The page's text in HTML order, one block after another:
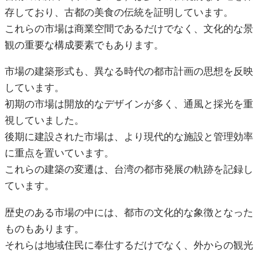
存しており、古都の美食の伝統を証明しています。
これらの市場は商業空間であるだけでなく、文化的な景
観の重要な構成要素でもあります。
市場の建築形式も、異なる時代の都市計画の思想を反映
しています。
初期の市場は開放的なデザインが多く、通風と採光を重
視していました。
後期に建設された市場は、より現代的な施設と管理効率
に重点を置いています。
これらの建築の変遷は、台湾の都市発展の軌跡を記録し
ています。
歴史のある市場の中には、都市の文化的な象徴となった
ものもあります。
それらは地域住民に奉仕するだけでなく、外からの観光